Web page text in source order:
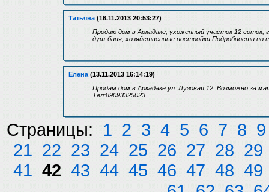
Татьяна (16.11.2013 20:53:27)
Продаю дом в Аркадаке, ухоженный участок 12 соток,
душ-баня, хозяйственные постройки.Подробности по
Елена (13.11.2013 16:14:19)
Продам дом в Аркадаке ул. Луговая 12. Возможно за
Тел:89093325023
Страницы: 1 2 3 4 5 6 7 8 9
21 22 23 24 25 26 27 28 29
41 42 43 44 45 46 47 48 49